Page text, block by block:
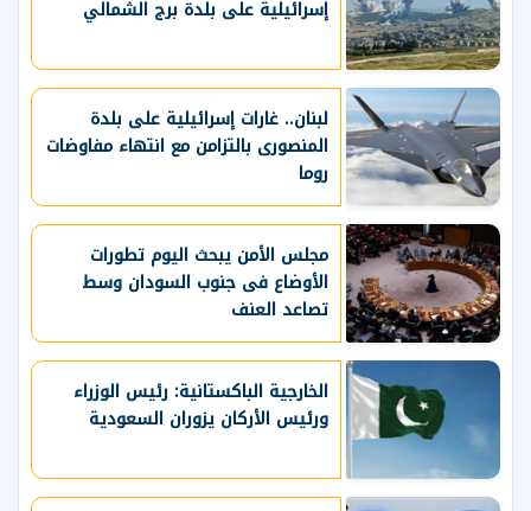
إسرائيلية على بلدة برج الشمالي
لبنان.. غارات إسرائيلية على بلدة
المنصورى بالتزامن مع انتهاء مفاوضات
روما
مجلس الأمن يبحث اليوم تطورات
الأوضاع فى جنوب السودان وسط
تصاعد العنف
الخارجية الباكستانية: رئيس الوزراء
ورئيس الأركان يزوران السعودية